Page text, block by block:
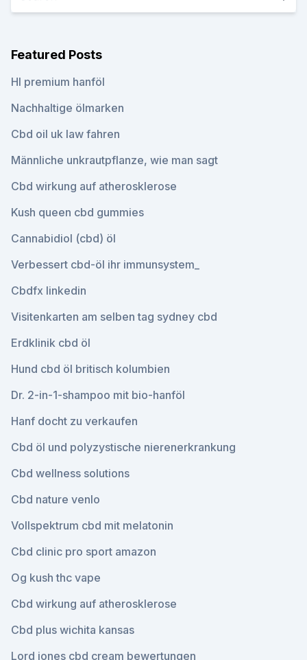
Featured Posts
Hl premium hanföl
Nachhaltige ölmarken
Cbd oil uk law fahren
Männliche unkrautpflanze, wie man sagt
Cbd wirkung auf atherosklerose
Kush queen cbd gummies
Cannabidiol (cbd) öl
Verbessert cbd-öl ihr immunsystem_
Cbdfx linkedin
Visitenkarten am selben tag sydney cbd
Erdklinik cbd öl
Hund cbd öl britisch kolumbien
Dr. 2-in-1-shampoo mit bio-hanföl
Hanf docht zu verkaufen
Cbd öl und polyzystische nierenerkrankung
Cbd wellness solutions
Cbd nature venlo
Vollspektrum cbd mit melatonin
Cbd clinic pro sport amazon
Og kush thc vape
Cbd wirkung auf atherosklerose
Cbd plus wichita kansas
Lord jones cbd cream bewertungen